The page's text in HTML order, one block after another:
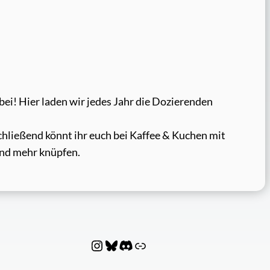
Hier laden wir jedes Jahr die Dozierenden
könnt ihr euch bei Kaffee & Kuchen mit
mehr knüpfen.
Instagram Bluesky Discord Fachschaftenverbund PhyNIx